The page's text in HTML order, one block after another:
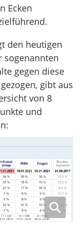
Ecken
den heutigen
sogenannten
gegen diese
gibt aus
von 8
und